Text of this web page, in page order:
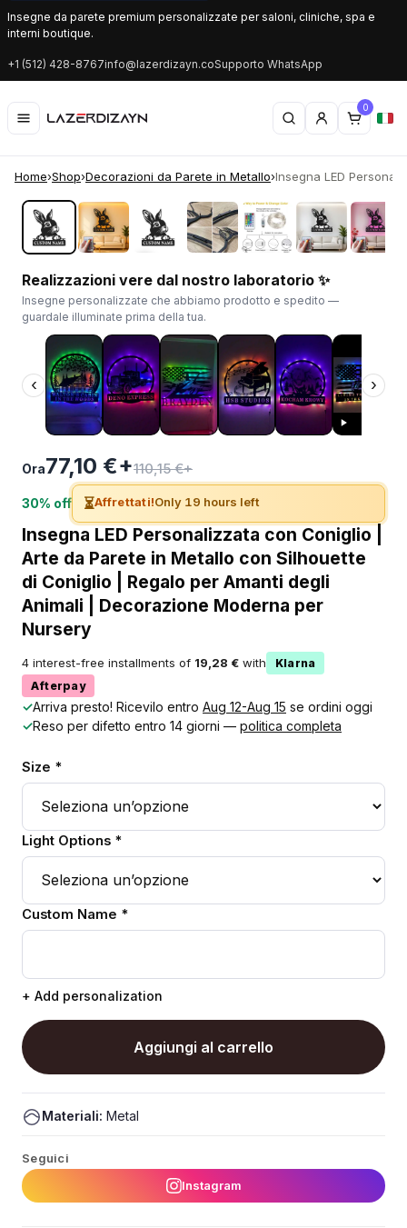
Insegne da parete premium personalizzate per saloni, cliniche, spa e
interni boutique.
+1 (512) 428-8767info@lazerdizayn.coSupporto WhatsApp
0
Home›Shop›Decorazioni da Parete in Metallo›Insegna LED
‹ ›
Realizzazioni vere dal nostro laboratorio ✨
Insegne personalizzate che abbiamo prodotto e spedito —
guardale illuminate prima della tua.
‹ ›
Ora77,10 €+110,15 €+
30% off ⏳Affrettati!Only 19 hours left
Insegna LED Personalizzata con Coniglio |
Arte da Parete in Metallo con Silhouette
di Coniglio | Regalo per Amanti degli
Animali | Decorazione Moderna per
Nursery
4 interest-free installments of 19,28 € with
Klarna
Afterpay
✓Arriva presto! Ricevilo entro Aug 12-Aug 15 se ordini oggi
✓Reso per difetto entro 14 giorni — politica completa
Size *
Light Options *
Custom Name *
+ Add personalization
Aggiungi al carrello
Materiali: Metal
Seguici
Instagram